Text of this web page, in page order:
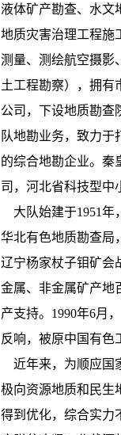
液体矿产勘查、水文
地质灾害治理工程施
测量、测绘航空摄影
土工程勘察），拥有
公司，下设地质勘查
队地勘业务，致力
的综合地勘企业。秦
司，河北省科技型中
大队始建于1951年
华北有色地质勘查局
辽宁杨家杖子钼矿会
金属、非金属矿产地
产支持。1990年6月
反响，被原中国有色
近年来，为顺应国
极向资源地质和民生
得到优化，综合实力